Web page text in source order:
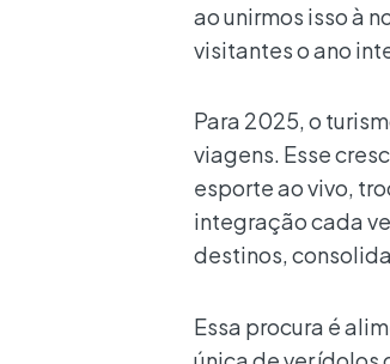
ao unirmos isso à
visitantes o ano
Para 2025, o
viagens. Esse
esporte ao vivo,
integração cada
destinos,
Essa procura é